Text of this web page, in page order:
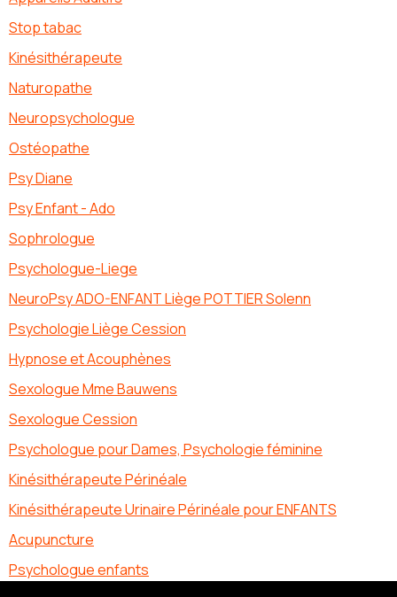
Stop tabac
Kinésithérapeute
Naturopathe
Neuropsychologue
Ostéopathe
Psy Diane
Psy Enfant - Ado
Sophrologue
Psychologue-Liege
NeuroPsy ADO-ENFANT Liège POTTIER Solenn
Psychologie Liège Cession
Hypnose et Acouphènes
Sexologue Mme Bauwens
Sexologue Cession
Psychologue pour Dames, Psychologie féminine
Kinésithérapeute Périnéale
Kinésithérapeute Urinaire Périnéale pour ENFANTS
Acupuncture
Psychologue enfants